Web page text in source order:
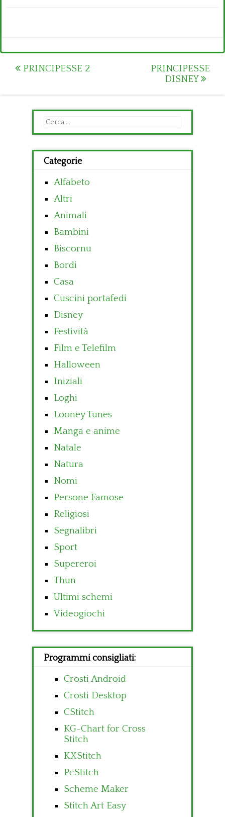
Post
PRINCIPESSE 2
PRINCIPESSE
DISNEY
Ricerca
per:
Categorie
Alfabeto
Altri
Animali
Bambini
Biscornu
Bordi
Casa
Cuscini portafedi
Disney
Festività
Film e Telefilm
Halloween
Iniziali
Loghi
Looney Tunes
Manga e anime
Natale
Natura
Nomi
Persone Famose
Religiosi
Segnalibri
Sport
Supereroi
Thun
Ultimi schemi
Videogiochi
Programmi consigliati:
Crosti Android
Crosti Desktop
CStitch
KG-Chart for Cross
Stitch
KXStitch
PcStitch
Scheme Maker
Stitch Art Easy